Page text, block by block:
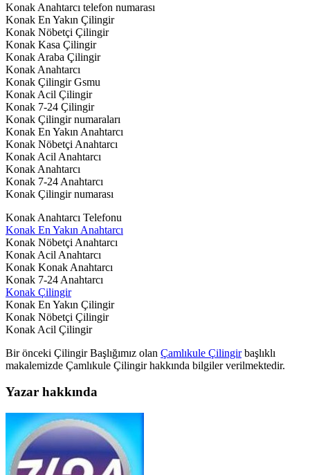
Konak Anahtarcı telefon numarası
Konak En Yakın Çilingir
Konak Nöbetçi Çilingir
Konak Kasa Çilingir
Konak Araba Çilingir
Konak Anahtarcı
Konak Çilingir Gsmu
Konak Acil Çilingir
Konak 7-24 Çilingir
Konak Çilingir numaraları
Konak En Yakın Anahtarcı
Konak Nöbetçi Anahtarcı
Konak Acil Anahtarcı
Konak Anahtarcı
Konak 7-24 Anahtarcı
Konak Çilingir numarası
Konak Anahtarcı Telefonu
Konak En Yakın Anahtarcı
Konak Nöbetçi Anahtarcı
Konak Acil Anahtarcı
Konak Konak Anahtarcı
Konak 7-24 Anahtarcı
Konak Çilingir
Konak En Yakın Çilingir
Konak Nöbetçi Çilingir
Konak Acil Çilingir
Bir önceki Çilingir Başlığımız olan Çamlıkule Çilingirbaşlıklı
makalemizde Çamlıkule Çilingir hakkında bilgiler verilmektedir.
Yazar hakkında